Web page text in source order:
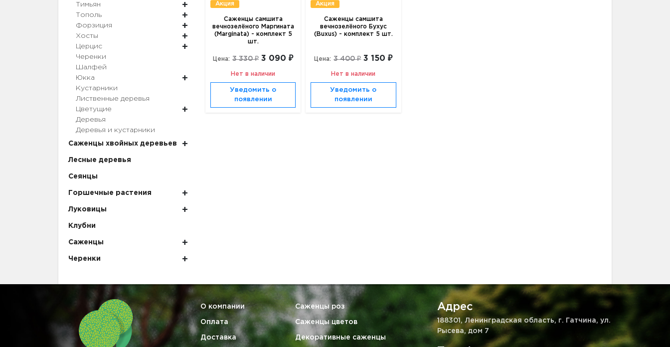
Тимьян
Тополь
Форзиция
Хосты
Церцис
Черенки
Шалфей
Юкка
Кустарники
Лиственные деревья
Цветущие
Деревья
Деревья и кустарники
Саженцы хвойных деревьев
Лесные деревья
Сеянцы
Горшечные растения
Луковицы
Клубни
Саженцы
Черенки
Акция
Саженцы самшита
вечнозелёного Маргината
(Marginata) - комплект 5
шт.
Цена: 3 330 ₽ 3 090 ₽
Нет в наличии
Уведомить о
появлении
Акция
Саженцы самшита
вечнозелёного Бухус
(Buxus) - комплект 5 шт.
Цена: 3 400 ₽ 3 150 ₽
Нет в наличии
Уведомить о
появлении
О компании
Оплата
Доставка
Саженцы роз
Саженцы цветов
Декоративные саженцы
Адрес
188301, Ленинградская область, г. Гатчина, ул.
Рысева, дом 7